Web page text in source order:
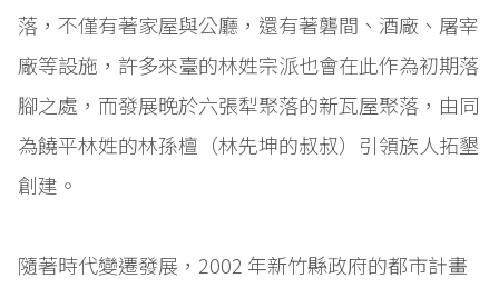
落，不僅有著家屋與公廳，還有著礱間、酒廠、屠宰
廠等設施，許多來臺的林姓宗派也會在此作為初期落
腳之處，而發展晚於六張犁聚落的新瓦屋聚落，由同
為饒平林姓的林孫檀（林先坤的叔叔）引領族人拓墾
創建。
隨著時代變遷發展，2002 年新竹縣政府的都市計畫